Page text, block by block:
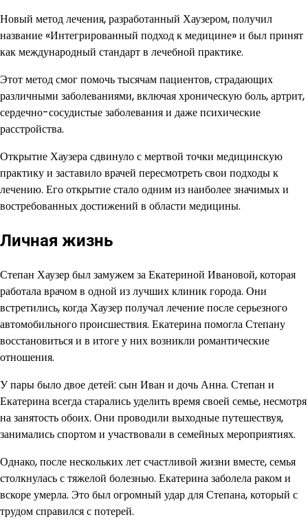
Новый метод лечения, разработанный Хаузером, получил
название «Интегрированный подход к медицине» и был принят
как международный стандарт в лечебной практике.
Этот метод смог помочь тысячам пациентов, страдающих
различными заболеваниями, включая хроническую боль, артрит,
сердечно-сосудистые заболевания и даже психические
расстройства.
Открытие Хаузера сдвинуло с мертвой точки медицинскую
практику и заставило врачей пересмотреть свои подходы к
лечению. Его открытие стало одним из наиболее значимых и
востребованных достижений в области медицины.
Личная жизнь
Степан Хаузер был замужем за Екатериной Ивановой, которая
работала врачом в одной из лучших клиник города. Они
встретились, когда Хаузер получал лечение после серьезного
автомобильного происшествия. Екатерина помогла Степану
восстановиться и в итоге у них возникли романтические
отношения.
У пары было двое детей: сын Иван и дочь Анна. Степан и
Екатерина всегда старались уделить время своей семье, несмотря
на занятость обоих. Они проводили выходные путешествуя,
занимались спортом и участвовали в семейных мероприятиях.
Однако, после нескольких лет счастливой жизни вместе, семья
столкнулась с тяжелой болезнью. Екатерина заболела раком и
вскоре умерла. Это был огромный удар для Степана, который с
трудом справился с потерей.